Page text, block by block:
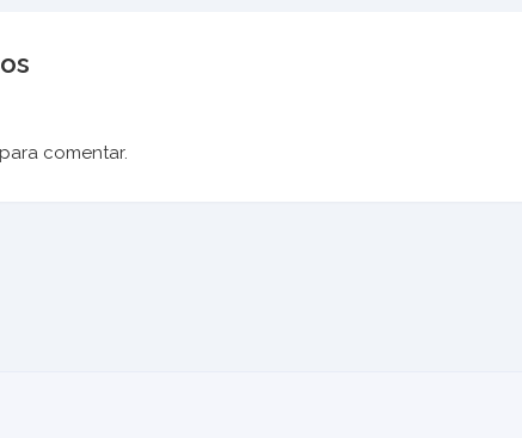
para comentar.